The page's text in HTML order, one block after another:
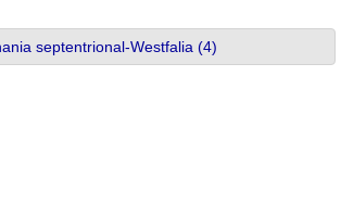
septentrional-Westfalia (4)